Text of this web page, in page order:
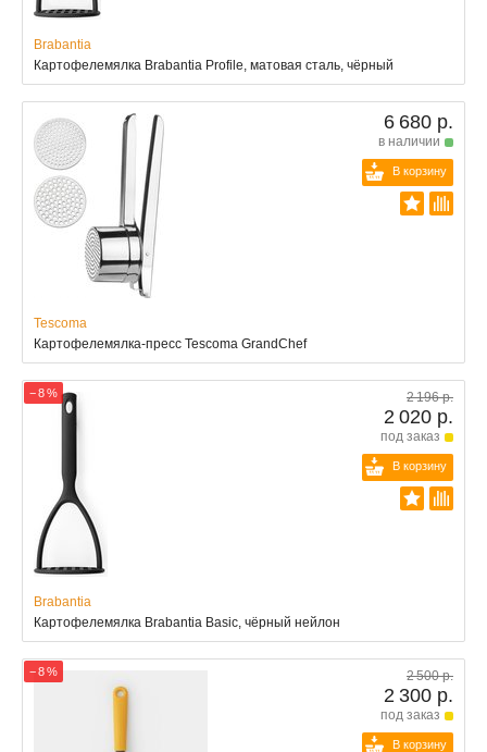
Brabantia
Картофелемялка Brabantia Profile, матовая сталь, чёрный
6 680 р.
в наличии
В корзину
Tescoma
Картофелемялка-пресс Tescoma GrandChef
− 8 % 2 196 р.
2 020 р.
под заказ
В корзину
Brabantia
Картофелемялка Brabantia Basic, чёрный нейлон
− 8 % 2 500 р.
2 300 р.
под заказ
В корзину